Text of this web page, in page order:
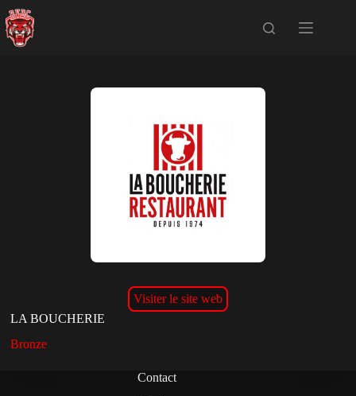
Passer
au
contenu
Visiter le site web
LA BOUCHERIE
Bronze
Contact